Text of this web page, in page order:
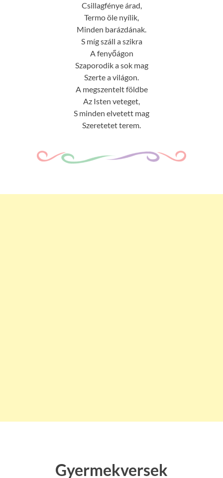
Csillagfénye árad,
Termo öle nyílik,
Minden barázdának.
S míg száll a szikra
A fenyőágon
Szaporodik a sok mag
Szerte a világon.
A megszentelt földbe
Az Isten veteget,
S minden elvetett mag
Szeretetet terem.
Gyermekversek